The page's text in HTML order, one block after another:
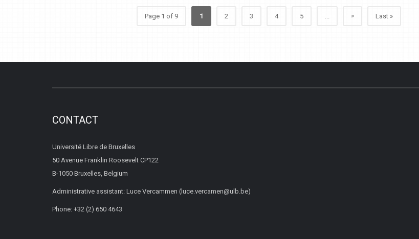
Page 1 of 9 1 2 3 4 5 ... » Last »
CONTACT
Université Libre de Bruxelles
50 Avenue Franklin Roosevelt CP122
B-1050 Bruxelles, Belgium
Administrative assistant: Luce Vercammen (luce.vercamen@ulb.be)
Phone: +32 (2) 650 4643